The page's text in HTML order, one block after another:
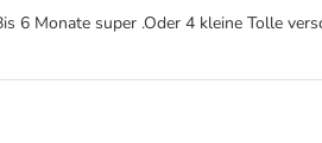
Monate super .Oder 4 kleine Tolle